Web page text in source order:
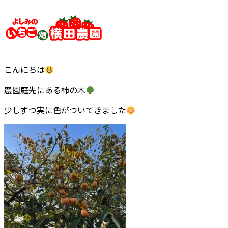
を
ッ
こんにちは
農園庭先にある柿の木
少しずつ実に色がついてきました